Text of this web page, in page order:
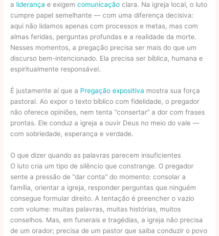
a liderança e exigemcomunicação clara. Na igreja local, o luto
cumpre papel semelhante — com uma diferença decisiva:
aqui não lidamos apenas com processos e metas, mas com
almas feridas, perguntas profundas e a realidade da morte.
Nesses momentos, a pregação precisa ser mais do que um
discurso bem-intencionado. Ela precisa ser bíblica, humana e
espiritualmente responsável.
É justamente aí que a Pregação expositiva mostra sua força
pastoral. Ao expor o texto bíblico com fidelidade, o pregador
não oferece opiniões, nem tenta “consertar” a dor com frases
prontas. Ele conduz a igreja a ouvir Deus no meio do vale —
com sobriedade, esperança e verdade.
O que dizer quando as palavras parecem insuficientes
O luto cria um tipo de silêncio que constrange. O pregador
sente a pressão de “dar conta” do momento: consolar a
família, orientar a igreja, responder perguntas que ninguém
consegue formular direito. A tentação é preencher o vazio
com volume: muitas palavras, muitas histórias, muitos
conselhos. Mas, em funerais e tragédias, a igreja não precisa
de um orador; precisa de um pastor que saiba conduzir o povo